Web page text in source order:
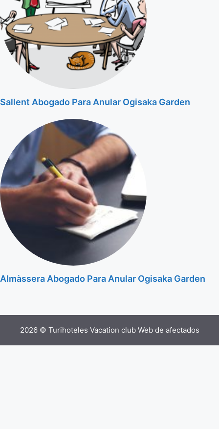
Sallent Abogado Para Anular Ogisaka Garden
Almàssera Abogado Para Anular Ogisaka Garden
2026 © Turihoteles Vacation club Web de afectados